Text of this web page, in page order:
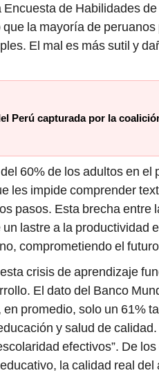
de Habilidades
la mayoría de
El mal es más sutil y
Perú capturada por la
60% de los adultos en el
les impide comprender
pasos. Esta brecha entre
lastre a la productividad
comprometiendo el
crisis de aprendizaje
El dato del Banco
promedio, solo un 61%
y salud de
efectivos”. De
la calidad real